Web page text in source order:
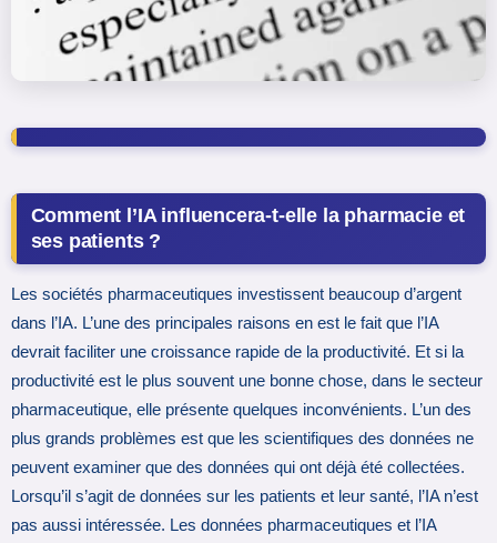
Comment l’IA influencera-t-elle la pharmacie et
ses patients ?
Les sociétés pharmaceutiques investissent beaucoup d’argent
dans l’IA. L’une des principales raisons en est le fait que l’IA
devrait faciliter une croissance rapide de la productivité. Et si la
productivité est le plus souvent une bonne chose, dans le secteur
pharmaceutique, elle présente quelques inconvénients. L’un des
plus grands problèmes est que les scientifiques des données ne
peuvent examiner que des données qui ont déjà été collectées.
Lorsqu’il s’agit de données sur les patients et leur santé, l’IA n’est
pas aussi intéressée. Les données pharmaceutiques et l’IA